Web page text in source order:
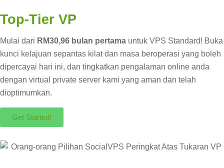
Top-Tier VP
Mulai dari RM30,96 bulan pertama untuk VPS Standard! Buka
kunci kelajuan sepantas kilat dan masa beroperasi yang boleh
dipercayai hari ini, dan tingkatkan pengalaman online anda
dengan virtual private server kami yang aman dan telah
dioptimumkan.
Get Started!